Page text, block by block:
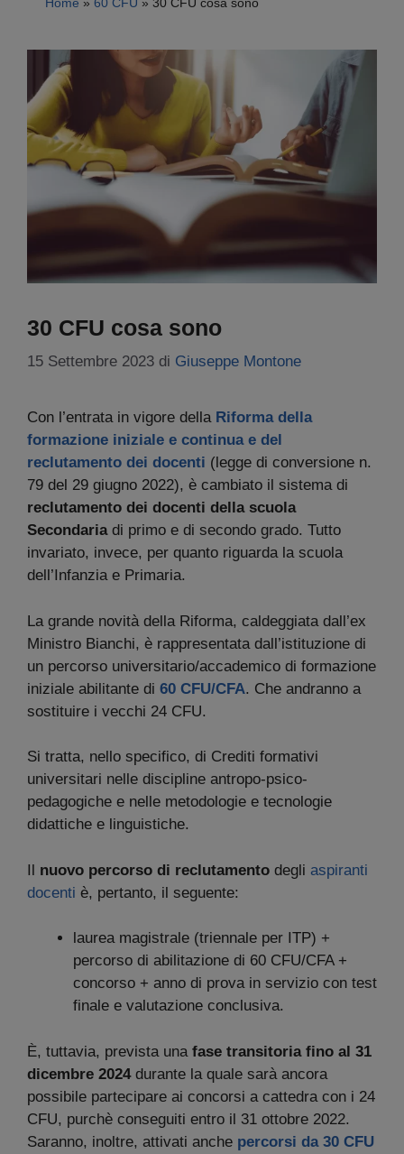
30 CFU cosa sono
15 Settembre 2023 di Giuseppe Montone
Con l’entrata in vigore della Riforma della
formazione iniziale e continua e del
reclutamento dei docenti (legge di conversione n.
79 del 29 giugno 2022), è cambiato il sistema di
reclutamento dei docenti della scuola
Secondariadi primo e di secondo grado. Tutto
invariato, invece, per quanto riguarda la scuola
dell’Infanzia e Primaria.
La grande novità della Riforma, caldeggiata dall’ex
Ministro Bianchi, è rappresentata dall’istituzione di
un percorso universitario/accademico di formazione
iniziale abilitante di 60 CFU/CFA. Che andranno a
sostituire i vecchi 24 CFU.
Si tratta, nello specifico, di Crediti formativi
universitari nelle discipline antropo-psico-
pedagogiche e nelle metodologie e tecnologie
didattiche e linguistiche.
Il nuovo percorso di reclutamento degli aspiranti
docenti è, pertanto, il seguente:
laurea magistrale (triennale per ITP) +
percorso di abilitazione di 60 CFU/CFA +
concorso + anno di prova in servizio con test
finale e valutazione conclusiva.
È, tuttavia, prevista una fase transitoria fino al 31
dicembre 2024durante la quale sarà ancora
possibile partecipare ai concorsi a cattedra con i 24
CFU, purchè conseguiti entro il 31 ottobre 2022.
Saranno, inoltre, attivati anche percorsi da 30 CFU